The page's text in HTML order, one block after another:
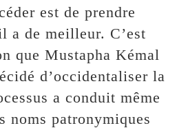
est de prendre
a de meilleur. C’est
que Mustapha Kémal
d’occidentaliser la
a conduit même
noms patronymiques